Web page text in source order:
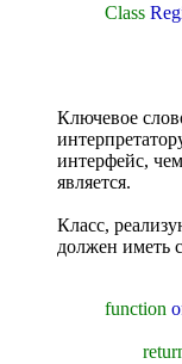
Class
Ключевое
интерфейс,
является.
Класс,
должен иметь
function
return